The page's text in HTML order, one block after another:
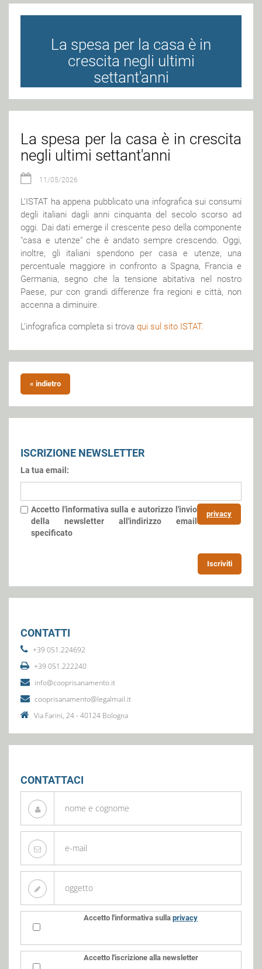
La spesa per la casa è in
crescita negli ultimi
settant'anni
La spesa per la casa è in crescita
negli ultimi settant'anni
11/05/2026
L'ISTAT ha appena pubblicato una infografica sui consumi
degli italiani dagli anni cinquanta del secolo scorso ad
oggi. Dai dati emerge il crescente peso della componente
"casa e utenze" che è andato sempre crescendo. Oggi,
inoltre, gli italiani spendono per casa e utenze, una
percentuale maggiore in confronto a Spagna, Francia e
Germania, segno che la tensione abitativa nel nostro
Paese, pur con grandi differenze fra regioni e città, non
accenna a diminuire.
L'infografica completa si trova qui sul sito ISTAT.
« indietro
ISCRIZIONE NEWSLETTER
La tua email:
Accetto l'informativa sulla privacy
e autorizzo l'invio
della newsletter all'indirizzo email
specificato
Iscriviti
CONTATTI
+39 051.224692
+39 051.222240
info@cooprisanamento.it
cooprisanamento@legalmail.it
Via Farini, 24 - 40124 Bologna
CONTATTACI
Accetto l'informativa sulla privacy
Accetto l'iscrizione alla newsletter